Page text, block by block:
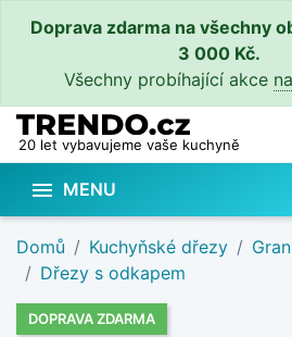
Doprava zdarma na všechny
3 000 Kč.
Všechny probíhající akce
20 let vybavujeme vaše kuchyně
 MENU
Domů Kuchyňské dřezy
Dřezy s odkapem
DOPRAVA ZDARMA